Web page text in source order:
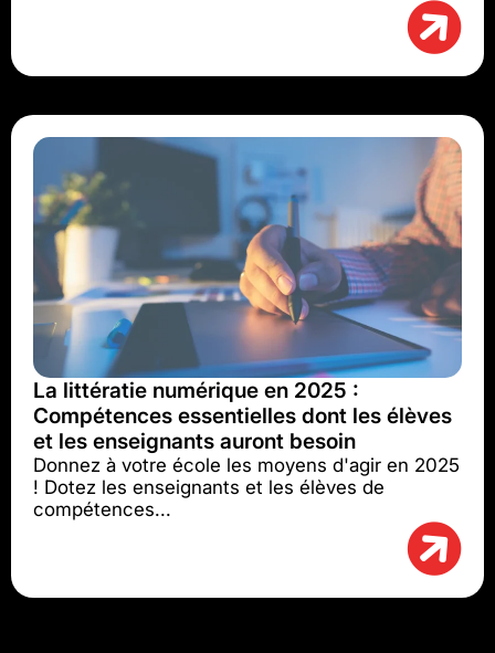
La littératie numérique en 2025 :
Compétences essentielles dont les élèves
et les enseignants auront besoin
Donnez à votre école les moyens d'agir en 2025
! Dotez les enseignants et les élèves de
compétences...